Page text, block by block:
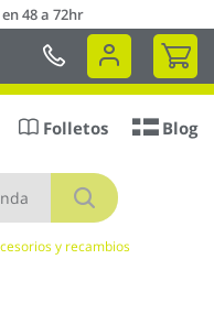
48 a 72hr
Mi
Buscar
Folletos Blog
y recambios